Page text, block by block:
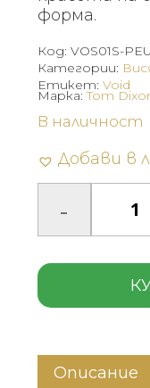
форма.
Код: VOS01S-
Категории:
Етикет: Void
В наличност
Добави в
Марка:Tom
Описание